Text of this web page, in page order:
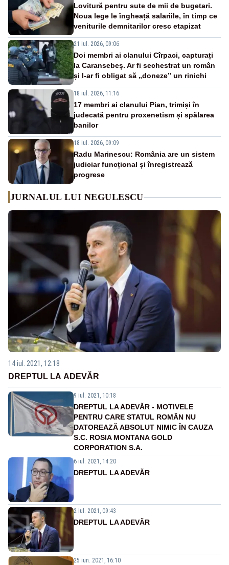
Lovitură pentru sute de mii de bugetari.
Noua lege le îngheață salariile, în timp ce
veniturile demnitarilor cresc etapizat
21 iul. 2026, 09:06
Doi membri ai clanului Cîrpaci, capturați
la Caransebeș. Ar fi sechestrat un român
și l-ar fi obligat să „doneze” un rinichi
18 iul. 2026, 11:16
17 membri ai clanului Pian, trimiși în
judecată pentru proxenetism și spălarea
banilor
18 iul. 2026, 09:09
Radu Marinescu: România are un sistem
judiciar funcțional și înregistrează
progrese
JURNALUL LUI NEGULESCU
14 iul. 2021, 12:18
DREPTUL LA ADEVĂR
9 iul. 2021, 10:18
DREPTUL LA ADEVĂR - MOTIVELE
PENTRU CARE STATUL ROMÂN NU
DATOREAZĂ ABSOLUT NIMIC ÎN CAUZA
S.C. ROSIA MONTANA GOLD
CORPORATION S.A.
6 iul. 2021, 14:20
DREPTUL LA ADEVĂR
2 iul. 2021, 09:43
DREPTUL LA ADEVĂR
25 iun. 2021, 16:10